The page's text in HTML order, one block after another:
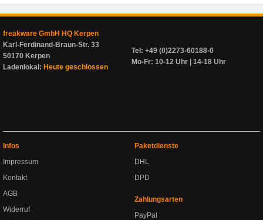
freakware GmbH HQ Kerpen
Karl-Ferdinand-Braun-Str. 33
50170 Kerpen
Ladenlokal: Heute geschlossen
Tel: +49 (0)2273-60188-0
Mo-Fr: 10-12 Uhr | 14-18 Uhr
Infos
Impressum
Kontakt
AGB
Widerruf
Paketdienste
DHL
DPD
Zahlungsarten
PayPal